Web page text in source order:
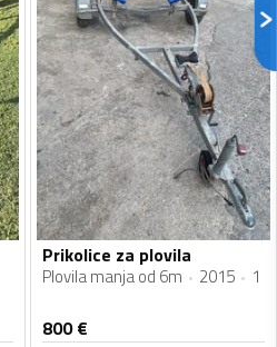
Prikolice za plovila
Plovila manja od 6m 2015 1
800€